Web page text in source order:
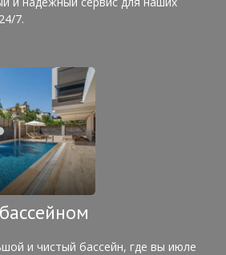
7.
и чистый бассейн, где вы июле